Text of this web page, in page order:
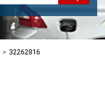
32262816